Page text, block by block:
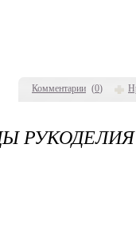
Комментарии (0)
РУКОДЕЛИЯ